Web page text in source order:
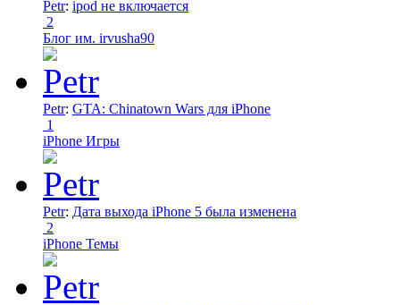
Petr: ipod не включается
2
Блог им. irvusha90
Petr: GTA: Chinatown Wars для iPhone
1
iPhone Игры
Petr: Дата выхода iPhone 5 была изменена
2
iPhone Темы